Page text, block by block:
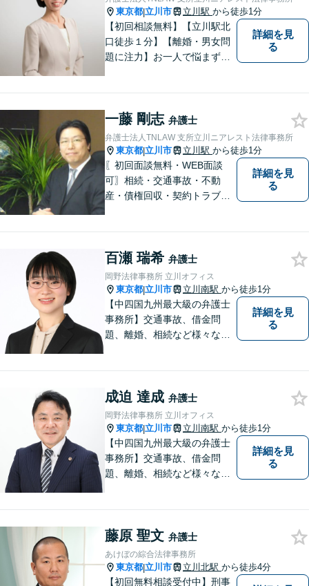
東京都|立川市 立川駅 から徒歩1分
【初回相談無料】【立川駅北
口徒歩１分】【離婚・男女問
題に注力】お一人で悩まず、
詳細を見
る
一藤 剛志 弁護士
弁護士法人TNLAW 支所立川ニアレスト法律事務所
東京都|立川市 立川駅 から徒歩1分
〖初回面談無料・WEB面談
可〗相続・交通事故・不動
産・債権回収・契約トラブル
詳細を見
る
百瀬 瑞希 弁護士
岡野法律事務所 立川オフィス
東京都|立川市 立川南駅 から徒歩1分
【中四国九州最大級の弁護士
事務所】交通事故、借金問
題、離婚、相続など様々な問
い！
詳細を見
る
成迫 達成 弁護士
岡野法律事務所 立川オフィス
東京都|立川市 立川南駅 から徒歩1分
【中四国九州最大級の弁護士
事務所】交通事故、借金問
題、離婚、相続など様々な問
い！
詳細を見
る
藤原 聖文 弁護士
あけぼの綜合法律事務所
東京都|立川市 立川北駅 から徒歩4分
【初回無料相談受付中】刑事